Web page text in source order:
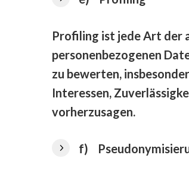
Profiling ist jede Art der
personenbezogenen
zu bewerten,
Interessen,
vorherzusagen.
f)